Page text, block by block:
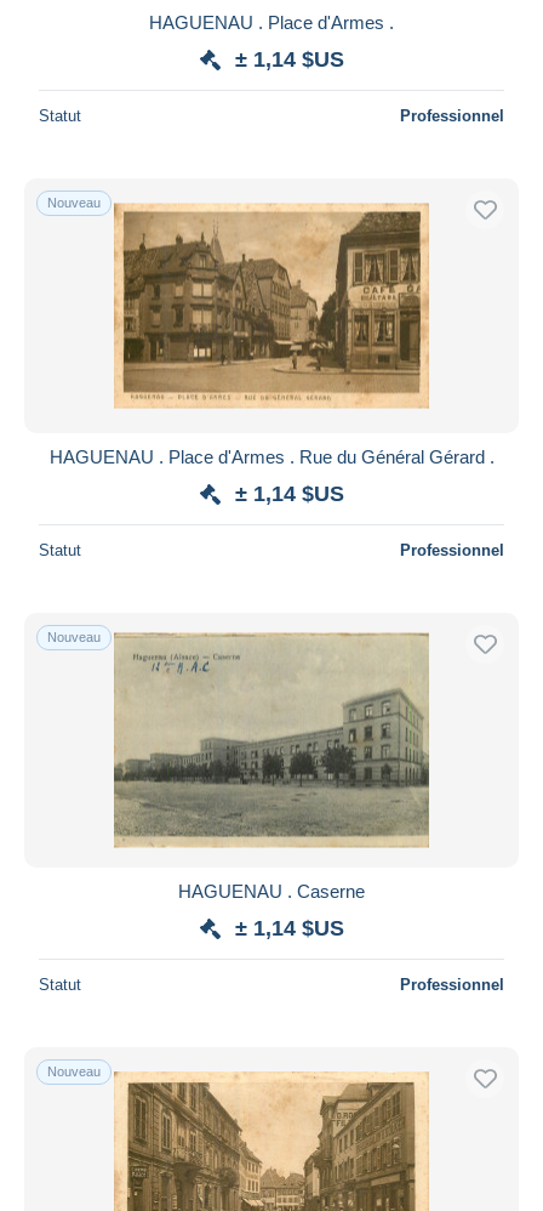
HAGUENAU . Place d'Armes .
± 1,14 $US
Statut Professionnel
Nouveau
HAGUENAU . Place d'Armes . Rue du Général Gérard .
± 1,14 $US
Statut Professionnel
Nouveau
HAGUENAU . Caserne
± 1,14 $US
Statut Professionnel
Nouveau